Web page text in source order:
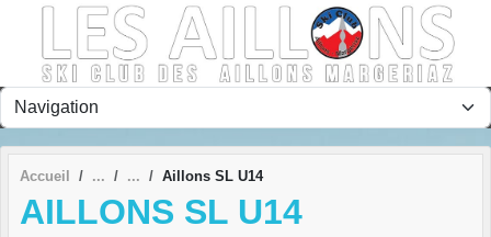
Accueil Aillons SL U14
AILLONS SL U14
Panneau de gestion des cookies